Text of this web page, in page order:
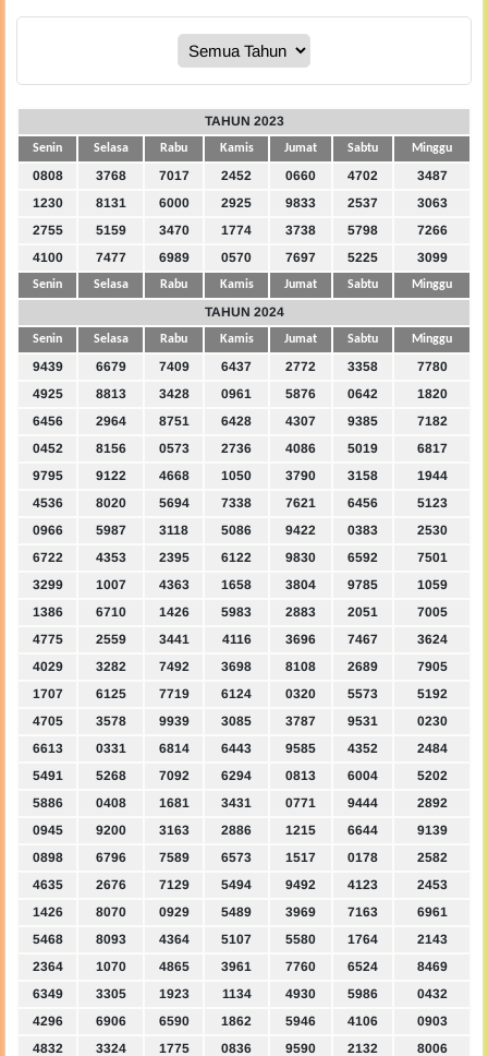
TAHUN 2023
Senin Selasa Rabu Kamis Jumat Sabtu Minggu
0808 3768 7017 2452 0660 4702
3487
1230
8131 6000 2925 9833 2537
3063
2755
5159 3470 1774 3738 5798
7266
4100
7477 6989 0570 7697 5225 3099
Senin Selasa Rabu Kamis Jumat Sabtu Minggu
TAHUN 2024
Senin Selasa Rabu Kamis Jumat Sabtu Minggu
9439 6679 7409 6437 2772 3358
7780
4925
8813 3428 0961 5876 0642
1820
6456
2964 8751 6428 4307 9385
7182
0452
8156 0573 2736 4086 5019
6817
9795
9122 4668 1050 3790 3158
1944
4536
8020 5694 7338 7621 6456
5123
0966
5987 3118 5086 9422 0383
2530
6722
4353 2395 6122 9830 6592
7501
3299
1007 4363 1658 3804 9785
1059
1386
6710 1426 5983 2883 2051
7005
4775
2559 3441 4116 3696 7467
3624
4029
3282 7492 3698 8108 2689
7905
1707
6125 7719 6124 0320 5573
5192
4705
3578 9939 3085 3787 9531
0230
6613
0331 6814 6443 9585 4352
2484
5491
5268 7092 6294 0813 6004
5202
5886
0408 1681 3431 0771 9444
2892
0945
9200 3163 2886 1215 6644
9139
0898
6796 7589 6573 1517 0178
2582
4635
2676 7129 5494 9492 4123
2453
1426
8070 0929 5489 3969 7163
6961
5468
8093 4364 5107 5580 1764
2143
2364
1070 4865 3961 7760 6524
8469
6349
3305 1923 1134 4930 5986
0432
4296
6906 6590 1862 5946 4106
0903
4832
3324 1775 0836 9590 2132 8006